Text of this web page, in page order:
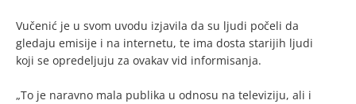
Vučenić je u svom uvodu izjavila da su ljudi počeli da
gledaju emisije i na internetu, te ima dosta starijih ljudi
koji se opredeljuju za ovakav vid informisanja.
„To je naravno mala publika u odnosu na televiziju, ali i